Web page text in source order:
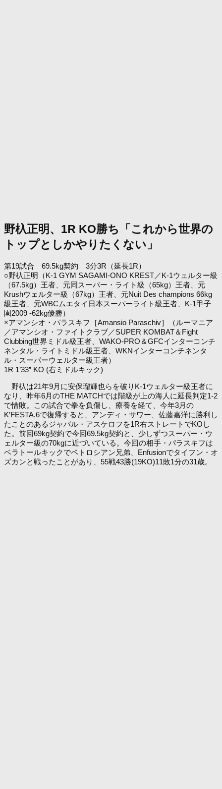
野杁正明、1R KO勝ち「これから世界の
トップとしかやりたくない」
第19試合 69.5kg契約 3分3R（延長1R）
○野杁正明（K-1 GYM SAGAMI-ONO KREST／K-1ウェルター級
（67.5kg）王者、元同スーパー・ライト級（65kg）王者、元
Krushウェルター級（67kg）王者、元Nuit Des champions 66kg
級王者、元WBCムエタイ日本スーパーライト級王者、K-1甲子
園2009 -62kg優勝）
×アマンシオ・パラスキフ［Amansio Paraschiv］（ルーマニア
／アマンシオ・ファイトクラブ／SUPER KOMBAT＆Fight
Clubbing世界ミドル級王者、WAKO-PRO＆GFCインターコンチ
ネンタル・ライトミドル級王者、WKNインターコンチネンタ
ル・スーパーウェルター級王者）
1R 1’33” KO (右ミドルキック)
野杁は21年9月に安保瑠輝也らを破りK-1ウェルター級王者に
なり、昨年6月のTHE MATCHでは階級が上の海人に延長判定1-2
で惜敗。この試合で拳を負傷し、療養を経て、今年3月の
K’FESTA.6で復帰すると、アンディ・サワー、佐藤嘉洋に勝利し
たことのあるジャバル・アスケロフを1R右ストレートでKOし
た。前回69kg契約で今回69.5kg契約と、少しずつスーパー・ウ
ェルター級の70kgに近づいている。今回の相手・パラスキフは
ベラトールキックでペトロシアン兄弟、Enfusionでタイフン・オ
ズカンと戦ったことがあり、55戦43勝(19KO)11敗1分の31歳。